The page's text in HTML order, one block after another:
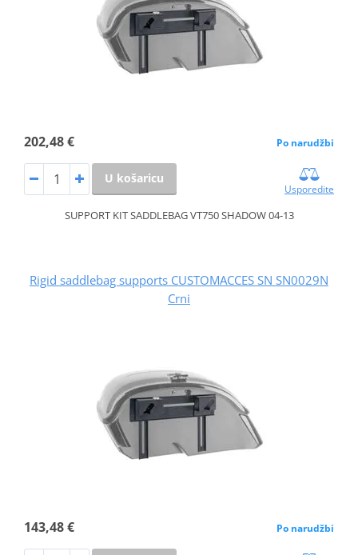
202,48 € Po narudžbi
U košaricu
Usporedite
SUPPORT KIT SADDLEBAG VT750 SHADOW 04-13
Rigid saddlebag supports CUSTOMACCES SN SN0029N
Crni
143,48 € Po narudžbi